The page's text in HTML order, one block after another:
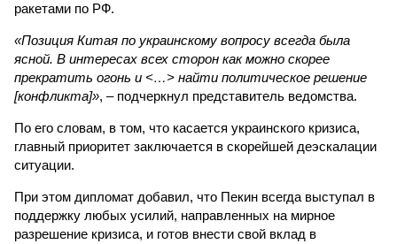
ракетами по РФ.
«Позиция Китая по украинскому вопросу всегда была
ясной. В интересах всех сторон как можно скорее
прекратить огонь и <…> найти политическое решение
[конфликта]», – подчеркнул представитель ведомства.
По его словам, в том, что касается украинского кризиса,
главный приоритет заключается в скорейшей деэскалации
ситуации.
При этом дипломат добавил, что Пекин всегда выступал в
поддержку любых усилий, направленных на мирное
разрешение кризиса, и готов внести свой вклад в